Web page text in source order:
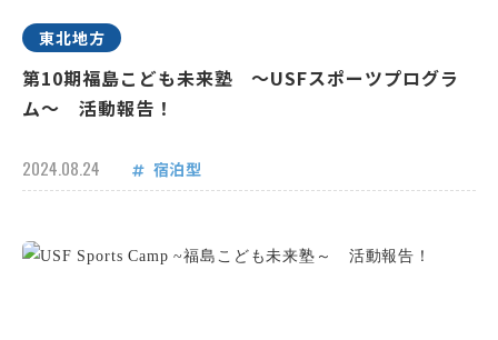
東北地方
第10期福島こども未来塾 ～USFスポーツプログラ
ム～ 活動報告！
2024.08.24 宿泊型